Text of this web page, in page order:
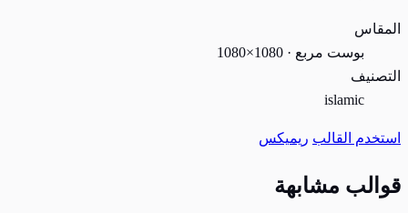
المقاس
بوست مربع · 1080×1080
التصنيف
islamic
استخدم القالب ريميكس
قوالب مشابهة